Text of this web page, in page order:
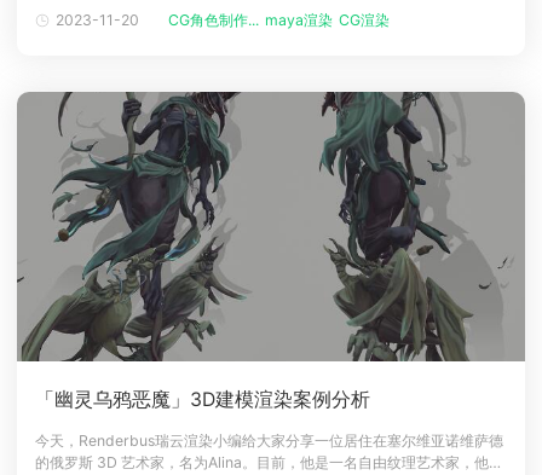
默，在 The Bearded Ladies 工作室担任高级环境艺术家。他们因《变种
2023-11-20 CG角色制作... maya渲染 CG渲染
「幽灵乌鸦恶魔」3D建模渲染案例分析
今天，Renderbus瑞云渲染小编给大家分享一位居住在塞尔维亚诺维萨德
的俄罗斯 3D 艺术家，名为Alina。目前，他是一名自由纹理艺术家，他在